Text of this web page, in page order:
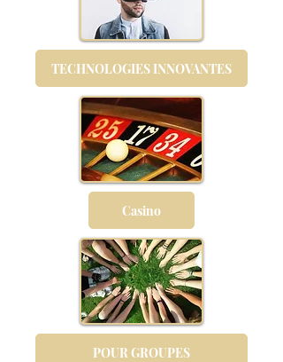
TECHNOLOGIES INNOVANTES
Casino
POUR GROUPES